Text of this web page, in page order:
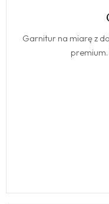
Garnitur na miarę z